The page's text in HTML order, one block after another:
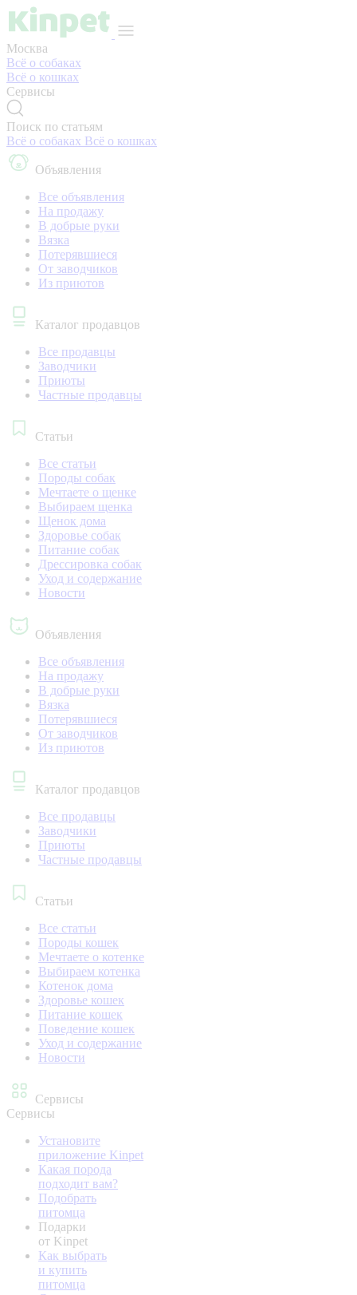
Москва
Всё о собаках
Всё о кошках
Сервисы
Поиск по статьям
Всё о собаках Всё о кошках
Объявления
Все объявления
На продажу
В добрые руки
Вязка
Потерявшиеся
От заводчиков
Из приютов
Каталог продавцов
Все продавцы
Заводчики
Приюты
Частные продавцы
Статьи
Все статьи
Породы собак
Мечтаете о щенке
Выбираем щенка
Щенок дома
Здоровье собак
Питание собак
Дрессировка собак
Уход и содержание
Новости
Объявления
Все объявления
На продажу
В добрые руки
Вязка
Потерявшиеся
От заводчиков
Из приютов
Каталог продавцов
Все продавцы
Заводчики
Приюты
Частные продавцы
Статьи
Все статьи
Породы кошек
Мечтаете о котенке
Выбираем котенка
Котенок дома
Здоровье кошек
Питание кошек
Поведение кошек
Уход и содержание
Новости
Сервисы
Сервисы
Установите
приложение Kinpet
Какая порода
подходит вам?
Подобрать
питомца
Подарки
от Kinpet
Как выбрать
и купить
питомца